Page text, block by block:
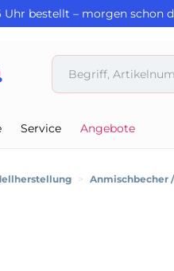
Uhr bestellt – morgen schon
Service Angebote
> Anmischbecher